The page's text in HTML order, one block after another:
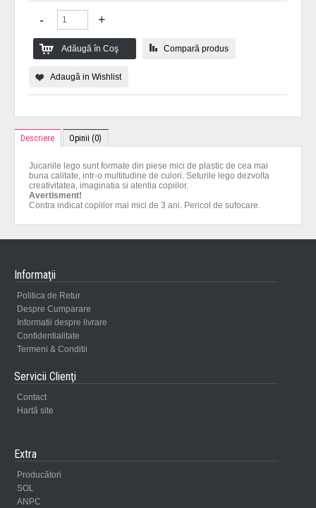
Compară produs
Adaugă in Wishlist
Descriere Opinii (0)
Jucariile lego sunt formate din piese mici de plastic de cea mai
buna calitate, intr-o multitudine de culori. Seturile lego dezvolta
creativitatea, imaginatia si atentia copiilor.
Avertisment!
Contra indicat copiilor mai mici de 3 ani. Pericol de sufocare.
Informaţii
Politica de Retur
Despre Cumparare
Informatii despre livrare
Confidentialitate
Termeni & Conditii
Servicii Clienţi
Contact
Hartă site
Extra
Producători
SOL
ANPC